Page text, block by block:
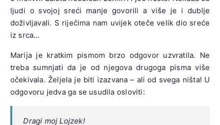
ljudi o svojoj sreći manje govorili a više je i dublje
doživljavali. S riječima nam uvijek oteče velik dio sreće
iz srca…
Marija je kratkim pismom brzo odgovor uzvratila. Ne
treba sumnjati da je od njegova drugoga pisma više
očekivala. Željela je biti izazvana – ali od svega ništa! U
odgovoru jedva ga se usudila osloviti:
Dragi moj Lojzek!